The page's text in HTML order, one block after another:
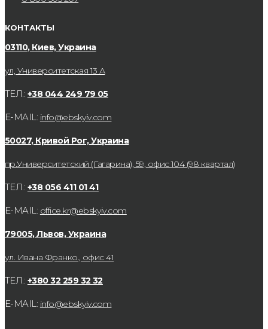
КОНТАКТЫ
03110, Киев, Украина
ул, Университетская 13 А
ТЕЛ.: +38 044 249 79 05
E-MAIL: info@ebskyiv.com
50027, Кривой Рог, Украина
пр.Университетский (Гагарина), 59, офис 104 (98 квартал)
ТЕЛ.: +38 056 411 01 41
E-MAIL: office.kr@ebskyiv.com
79005, Львов, Украина
ул. Ивана Франко., офис 41
ТЕЛ.: +380 32 259 32 32
E-MAIL: info@ebskyiv.com